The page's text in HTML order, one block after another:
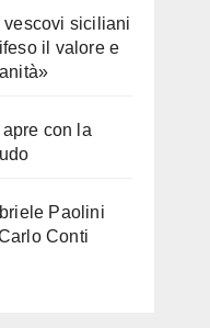
vescovi siciliani
il valore e
con la
Paolini
Conti